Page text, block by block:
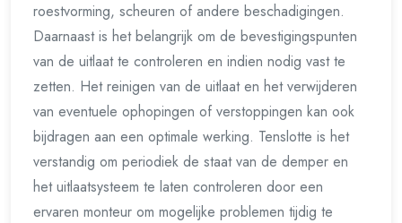
roestvorming, scheuren of andere beschadigingen.
Daarnaast is het belangrijk om de bevestigingspunten
van de uitlaat te controleren en indien nodig vast te
zetten. Het reinigen van de uitlaat en het verwijderen
van eventuele ophopingen of verstoppingen kan ook
bijdragen aan een optimale werking. Tenslotte is het
verstandig om periodiek de staat van de demper en
het uitlaatsysteem te laten controleren door een
ervaren monteur om mogelijke problemen tijdig te